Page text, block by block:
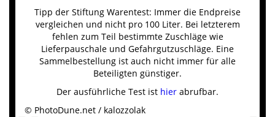
Tipp der Stiftung Warentest: Immer die Endpreise
vergleichen und nicht pro 100 Liter. Bei letzterem
fehlen zum Teil bestimmte Zuschläge wie
Lieferpauschale und Gefahrgutzuschläge. Eine
Sammelbestellung ist auch nicht immer für alle
Beteiligten günstiger.
Der ausführliche Test ist hier abrufbar.
© PhotoDune.net / kalozzolak